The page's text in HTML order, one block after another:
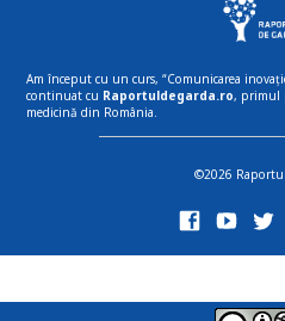
Am început cu un curs, “Comunicarea
continuat cu Raportuldegarda.ro, primul
medicină din România.
©2026